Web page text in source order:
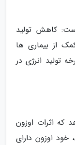
کاهش تولید
از بیماری ها
تولید انرژی در
که اثرات اوزون
خود اوزون دارای